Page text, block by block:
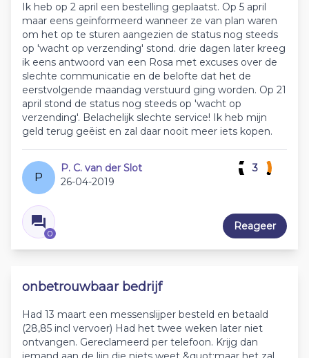
Ik heb op 2 april een bestelling geplaatst. Op 5 april
maar eens geïnformeerd wanneer ze van plan waren
om het op te sturen aangezien de status nog steeds
op 'wacht op verzending' stond. drie dagen later kreeg
ik eens antwoord van een Rosa met excuses over de
slechte communicatie en de belofte dat het de
eerstvolgende maandag verstuurd ging worden. Op 21
april stond de status nog steeds op 'wacht op
verzending'. Belachelijk slechte service! Ik heb mijn
geld terug geëist en zal daar nooit meer iets kopen.
P
P. C. van der Slot
26-04-2019
0
3
Reageer
onbetrouwbaar bedrijf
Had 13 maart een messenslijper besteld en betaald
(28,85 incl vervoer) Had het twee weken later niet
ontvangen. Gereclameerd per telefoon. Krijg dan